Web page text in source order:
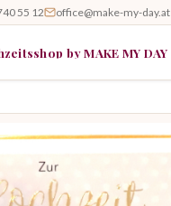
55 12 office@make-my-day.at
by MAKE MY DAY